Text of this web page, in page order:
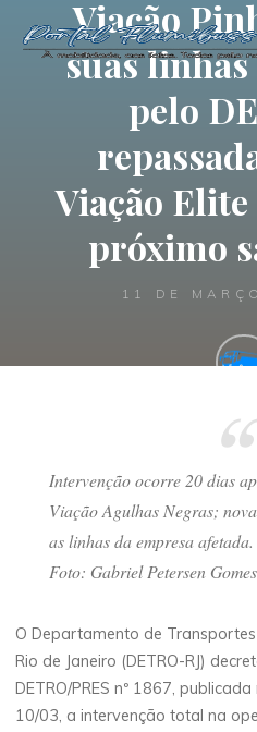
para
Viação
suas
pelo
Viação
próximo
11 DE
Intervenção ocorre 20 dias
Viação Agulhas Negras;
as linhas da empresa afetada.
Foto: Gabriel Petersen Gomes
O Departamento de
Rio de Janeiro (DETRO-RJ)
DETRO/PRES nº 1867,
10/03, a intervenção total na